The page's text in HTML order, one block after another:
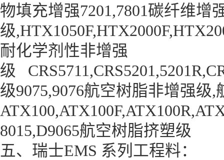
物填充增强7201,7801碳纤维增
级
耐化学剂性非增强
级
级9075,9076航空树脂非增强级,
8015,D9065航空树脂挤塑级
五、瑞士EMS 系列工程料：